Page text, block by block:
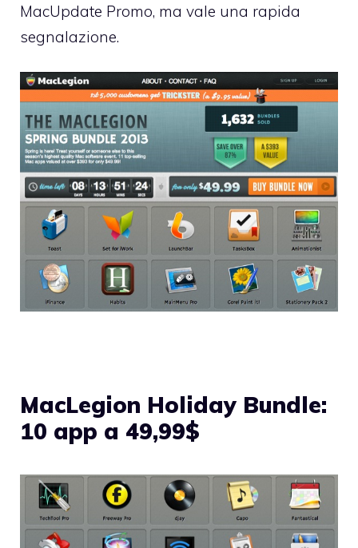
MacUpdate Promo, ma vale una rapida
segnalazione.
MacLegion Holiday Bundle:
10 app a 49,99$